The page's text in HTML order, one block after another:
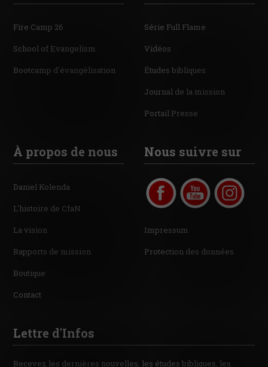
Fire Camp 26
School of Evangelism
Bootcamp d'évangélisation
Série Full Flame
Vidéos
Études bibliques
Journal de la mission
Portail Presse
À propos de nous
Daniel Kolenda
L'histoire de CfaN
La vision
Rapports de mission
Boutique
Contact
Nous suivre sur
Impressum
Protection des données
Lettre d'Infos
Recevez les dernières nouvelles, les études bibliques, les